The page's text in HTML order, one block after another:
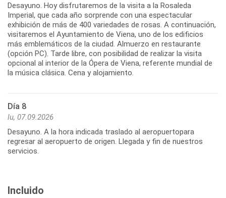
Desayuno. Hoy disfrutaremos de la visita a la Rosaleda
Imperial, que cada año sorprende con una espectacular
exhibición de más de 400 variedades de rosas. A continuación,
visitaremos el Ayuntamiento de Viena, uno de los edificios
más emblemáticos de la ciudad. Almuerzo en restaurante
(opción PC). Tarde libre, con posibilidad de realizar la visita
opcional al interior de la Ópera de Viena, referente mundial de
la música clásica. Cena y alojamiento.
Día 8
lu, 07.09.2026
Desayuno. A la hora indicada traslado al aeropuertopara
regresar al aeropuerto de origen. Llegada y fin de nuestros
servicios.
Incluido